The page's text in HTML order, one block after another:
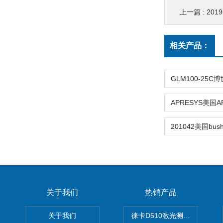
上一篇 :
相关产品：
关于我们
关于我们
热销产品
徕卡D510激光测距仪